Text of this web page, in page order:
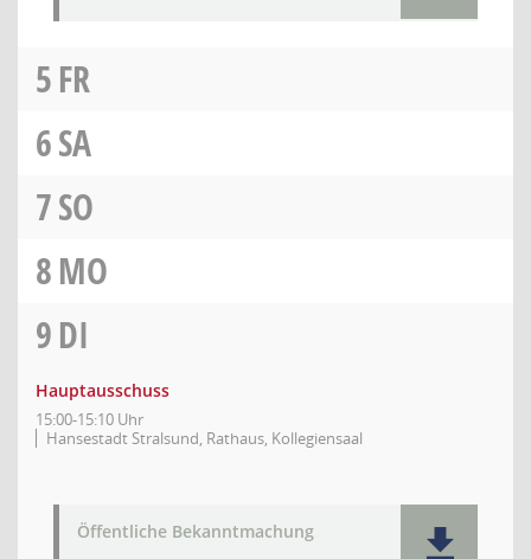
5FR
6SA
7SO
8MO
9DI
Hauptausschuss
15:00-15:10 Uhr
Hansestadt Stralsund, Rathaus, Kollegiensaal
Öffentliche Bekanntmachung